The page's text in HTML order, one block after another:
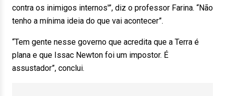
contra os inimigos internos'”, diz o professor Farina. “Não
tenho a mínima ideia do que vai acontecer”.
“Tem gente nesse governo que acredita que a Terra é
plana e que Issac Newton foi um impostor. É
assustador”, conclui.